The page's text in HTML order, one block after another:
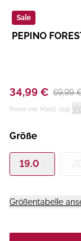
Sale
Hersteller
PEPINO
34,99 € 69,99
Preise inkl. MwSt. zzgl.
Größe
19.0
Größentabelle